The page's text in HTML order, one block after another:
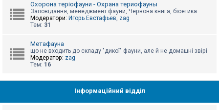
д
п
о
е
й
А
и
Охорона теріофауни - Охрана териофауны
Заповідання, менеджмент фауни, Червона книга, біоетика
Модератори: Игорь Евстафьев, zag
Тем: 31
Метафауна
що не входить до складу "дикої" фауни, але й не домашні звірі
Модератор: zag
Тем: 16
Інформаційний відділ